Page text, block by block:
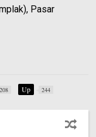
Pasar
208 Up 244